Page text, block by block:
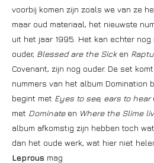
voorbij komen zijn zoals we van ze
maar oud materiaal, het nieuwste
uit het jaar 1995. Het kan echter
ouder, Blessed are the Sick en
Covenant, zijn nog ouder. De set
nummers van het album Domination
begint met Eyes to see, ears to hear
met Dominate en Where the Slime
album afkomstig zijn hebben toch
dan het oude werk, wat hier niet
Leprous mag